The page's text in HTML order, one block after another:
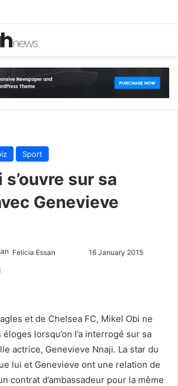
Sport
sur sa
Genevieve
Felicia Essan
w
o
n
X
n
e
m
a
i
16 January 2015
et de Chelsea FC, Mikel Obi ne
lorsqu’on l’a interrogé sur sa
actrice, Genevieve Nnaji. La star du
lui et Genevieve ont une relation de
contrat d’ambassadeur pour la même